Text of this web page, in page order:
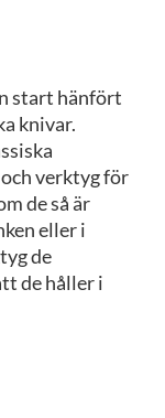
start hänfört
knivar.
verktyg för
de så är
eller i
de
de håller i